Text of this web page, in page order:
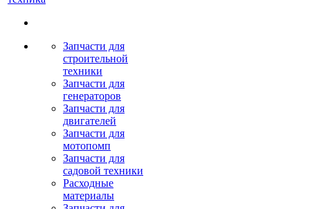
Запчасти для
строительной
техники
Запчасти для
генераторов
Запчасти для
двигателей
Запчасти для
мотопомп
Запчасти для
садовой техники
Расходные
материалы